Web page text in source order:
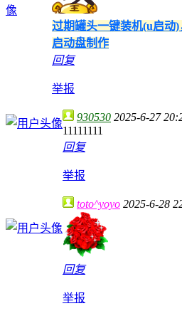
过期罐头一键装机(u启动
启动盘制作
回复
举报
930530 2025-6-27
11111111
回复
举报
toto^yoyo 2025-6-28
回复
举报